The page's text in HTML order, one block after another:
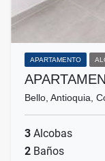
APARTAMENTO
Bello, Antioquia,
3 Alcobas
2 Baños